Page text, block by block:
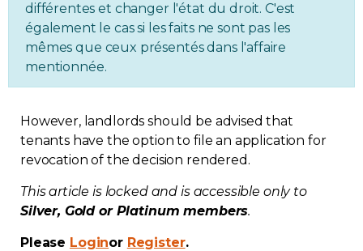
Various
Rebates APQ
App APQ
Media
FAQ
différentes et changer l'état du droit. C'est
également le cas si les faits ne sont pas les
mêmes que ceux présentés dans l'affaire
mentionnée.
However, landlords should be advised that
tenants have the option to file an application for
revocation of the decision rendered.
This article is locked and is accessible only to
Silver, Gold or Platinum members.
Please Loginor Register.